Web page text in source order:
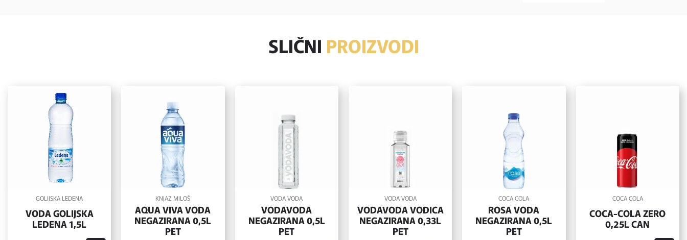
SLIČNI PROIZVODI
GOLIJSKA LEDENA
VODA GOLIJSKA
LEDENA 1,5L
KNJAZ MILOŠ
AQUA VIVA VODA
NEGAZIRANA 0,5L
PET
VODA VODA
VODAVODA
NEGAZIRANA 0,5L
PET
VODA VODA
VODAVODA VODICA
NEGAZIRANA 0,33L
PET
COCA COLA
ROSA VODA
NEGAZIRANA 0,5L
PET
COCA COLA
COCA-COLA ZERO
0,25L CAN